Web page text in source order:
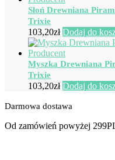
Słoń Drewniana
Trixie
103,20zł Dodaj do
Myszka Drewniana
Trixie
103,20zł Dodaj do
Darmowa dostawa
Od zamówień powyżej